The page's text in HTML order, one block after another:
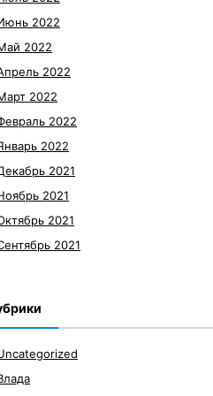
2022
2022
2022
2022
2022
2022
2021
2021
2021
2021